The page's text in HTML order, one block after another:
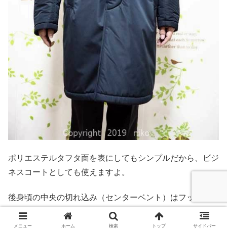
ポリエステルタフタ面を表にしてもシンプルだから、ビジ
ネスコートとしても使えますよ。
後身頃の中央の切れ込み（センターベント）はフックタイ
プになっていて、ボタンが付いているので開きの調節がで
きます。
メニュー ホーム 検索 トップ サイドバー